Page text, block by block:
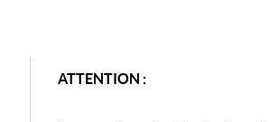
ATTENTION :